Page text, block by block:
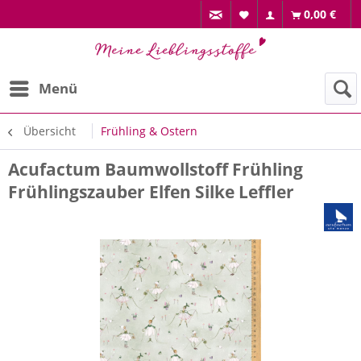
0,00 €
Menü
Übersicht Frühling & Ostern
Acufactum Baumwollstoff Frühling
Frühlingszauber Elfen Silke Leffler